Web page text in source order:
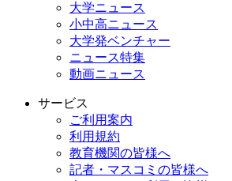
大学ニュース
小中高ニュース
大学発ベンチャー
ニュース特集
動画ニュース
サービス
ご利用案内
利用規約
教育機関の皆様へ
記者・マスコミの皆様へ